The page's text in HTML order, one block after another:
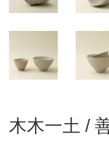
木木一土 /